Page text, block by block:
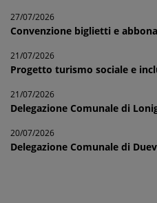
27/07/2026
Convenzione biglietti e
21/07/2026
Progetto turismo sociale e
21/07/2026
Delegazione Comunale di
20/07/2026
Delegazione Comunale di